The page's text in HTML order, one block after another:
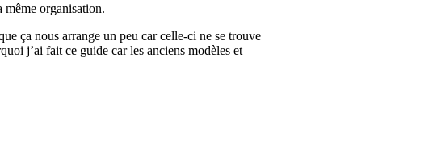
même organisation.
ça nous arrange un peu car celle-ci ne se trouve
j’ai fait ce guide car les anciens modèles et